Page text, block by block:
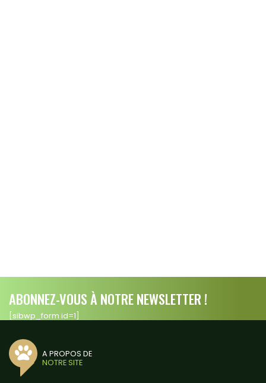
ABONNEZ-VOUS À NOTRE NEWSLETTER !
[sibwp_form id=1]
A PROPOS DE
NOTRE SITE